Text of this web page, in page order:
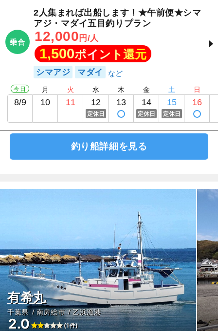
乗合
2人集まれば出船します！★午前便★シマ
アジ・マダイ五目釣りプラン
12,000 円/人
1,500ポイント還元
シマアジ マダイ
今日
8/9
月
10
火
11
水
12
定休日
木
13
金
14
定休日
土
15
定休日
日
16
釣り船詳細を見る
有希丸
千葉県 南房総市 乙浜漁港
2.0 (1件)